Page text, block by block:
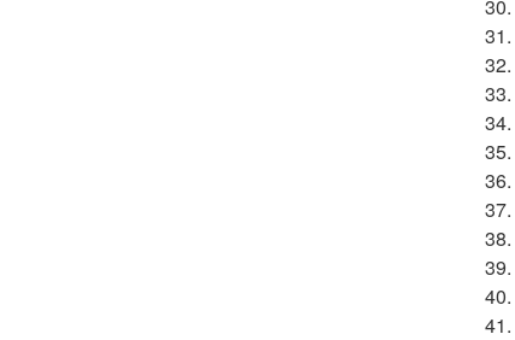
30.
31.
32.
33.
34.
35.
36.
37.
38.
39.
40.
41.